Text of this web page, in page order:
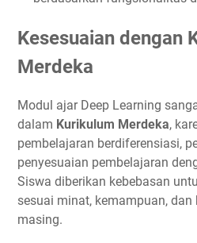
Kesesuaian dengan
Merdeka
Modul ajar Deep Learning
dalam Kurikulum Merdeka,
pembelajaran berdiferensiasi,
penyesuaian pembelajaran
Siswa diberikan kebebasan
sesuai minat, kemampuan,
masing.